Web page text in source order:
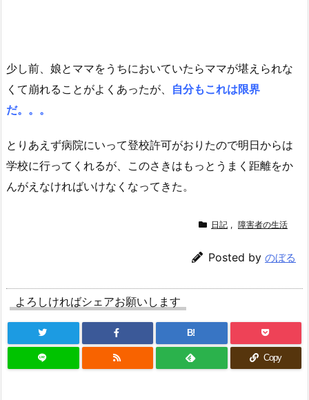
少し前、娘とママをうちにおいていたらママが堪えられな
くて崩れることがよくあったが、 自分もこれは限界
だ。。。
とりあえず病院にいって登校許可がおりたので明日からは
学校に行ってくれるが、このさきはもっとうまく距離をか
んがえなければいけなくなってきた。
日記 , 障害者の生活
Posted by のぼる
よろしければシェアお願いします
B!
Copy